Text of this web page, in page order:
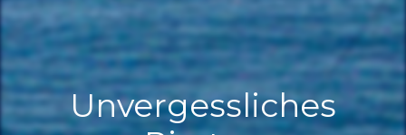
Unvergessliches